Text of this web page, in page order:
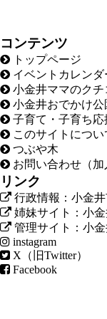
コンテンツ
トップページ
イベントカレンダ
小金井ママのクチ
小金井おでかけ公
子育て・子育ち
このサイトについ
つぶや木
お問い合わせ（加
リンク
行政情報：小金井
姉妹サイト：小
管理サイト：小
instagram
X（旧Twitter）
Facebook